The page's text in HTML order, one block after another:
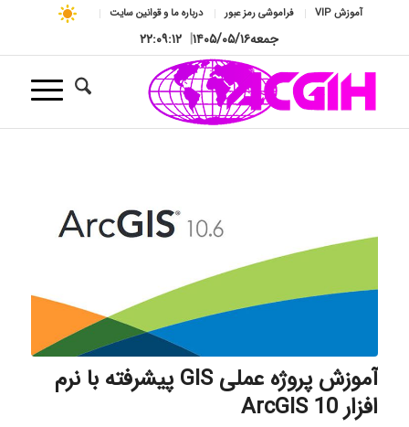
آموزش VIP فراموشی رمز عبور درباره ما و قوانین سایت
جمعه۱۴۰۵/۰۵/۱۶| ۲۲:۰۹:۱۲
آموزش پروژه عملی GIS پیشرفته با نرم
افزار ArcGIS 10